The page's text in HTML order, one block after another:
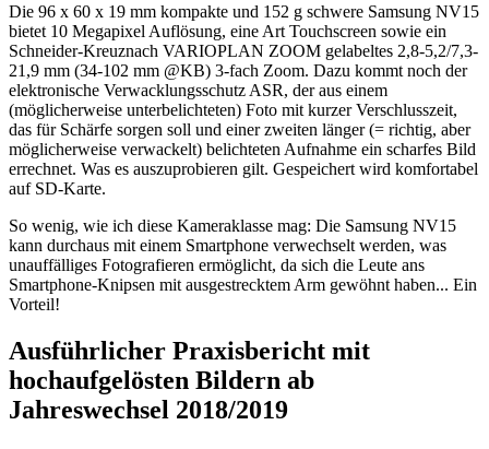
Die 96 x 60 x 19 mm kompakte und 152 g schwere Samsung NV15
bietet 10 Megapixel Auflösung, eine Art Touchscreen sowie ein
Schneider-Kreuznach VARIOPLAN ZOOM gelabeltes 2,8-5,2/7,3-
21,9 mm (34-102 mm @KB) 3-fach Zoom. Dazu kommt noch der
elektronische Verwacklungsschutz ASR, der aus einem
(möglicherweise unterbelichteten) Foto mit kurzer Verschlusszeit,
das für Schärfe sorgen soll und einer zweiten länger (= richtig, aber
möglicherweise verwackelt) belichteten Aufnahme ein scharfes Bild
errechnet. Was es auszuprobieren gilt. Gespeichert wird komfortabel
auf SD-Karte.
So wenig, wie ich diese Kameraklasse mag: Die Samsung NV15
kann durchaus mit einem Smartphone verwechselt werden, was
unauffälliges Fotografieren ermöglicht, da sich die Leute ans
Smartphone-Knipsen mit ausgestrecktem Arm gewöhnt haben... Ein
Vorteil!
Ausführlicher Praxisbericht mit
hochaufgelösten Bildern ab
Jahreswechsel 2018/2019